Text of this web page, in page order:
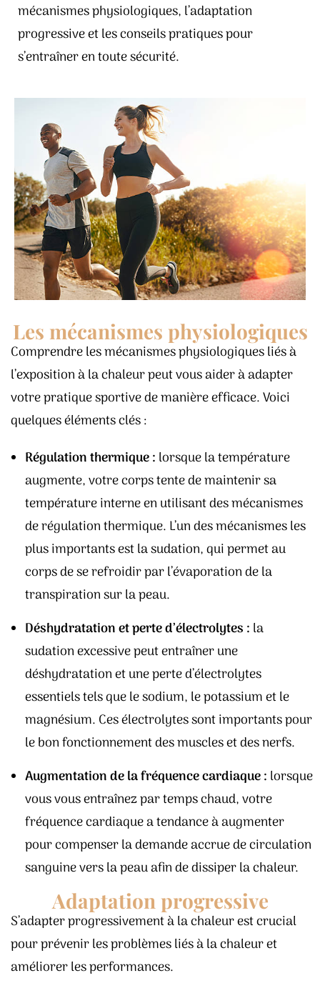
mécanismes physiologiques, l’adaptation
progressive et les conseils pratiques pour
s’entraîner en toute sécurité.
Les mécanismes physiologiques
Comprendre les mécanismes physiologiques liés à
l’exposition à la chaleur peut vous aider à adapter
votre pratique sportive de manière efficace. Voici
quelques éléments clés :
Régulation thermique : lorsque la température
augmente, votre corps tente de maintenir sa
température interne en utilisant des mécanismes
de régulation thermique. L’un des mécanismes les
plus importants est la sudation, qui permet au
corps de se refroidir par l’évaporation de la
transpiration sur la peau.
Déshydratation et perte d’électrolytes : la
sudation excessive peut entraîner une
déshydratation et une perte d’électrolytes
essentiels tels que le sodium, le potassium et le
magnésium. Ces électrolytes sont importants pour
le bon fonctionnement des muscles et des nerfs.
Augmentation de la fréquence cardiaque : lorsque
vous vous entraînez par temps chaud, votre
fréquence cardiaque a tendance à augmenter
pour compenser la demande accrue de circulation
sanguine vers la peau afin de dissiper la chaleur.
Adaptation progressive
S’adapter progressivement à la chaleur est crucial
pour prévenir les problèmes liés à la chaleur et
améliorer les performances.